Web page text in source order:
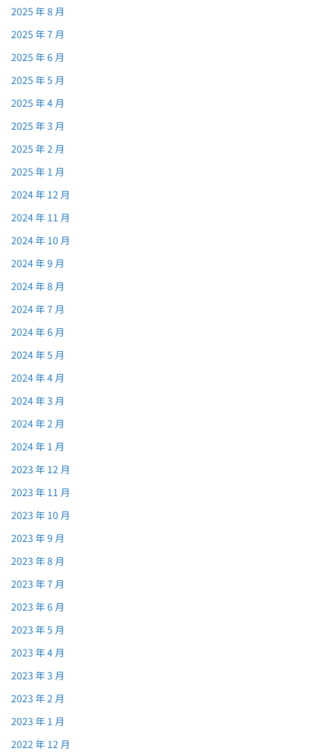
2025 年 8 月
2025 年 7 月
2025 年 6 月
2025 年 5 月
2025 年 4 月
2025 年 3 月
2025 年 2 月
2025 年 1 月
2024 年 12 月
2024 年 11 月
2024 年 10 月
2024 年 9 月
2024 年 8 月
2024 年 7 月
2024 年 6 月
2024 年 5 月
2024 年 4 月
2024 年 3 月
2024 年 2 月
2024 年 1 月
2023 年 12 月
2023 年 11 月
2023 年 10 月
2023 年 9 月
2023 年 8 月
2023 年 7 月
2023 年 6 月
2023 年 5 月
2023 年 4 月
2023 年 3 月
2023 年 2 月
2023 年 1 月
2022 年 12 月